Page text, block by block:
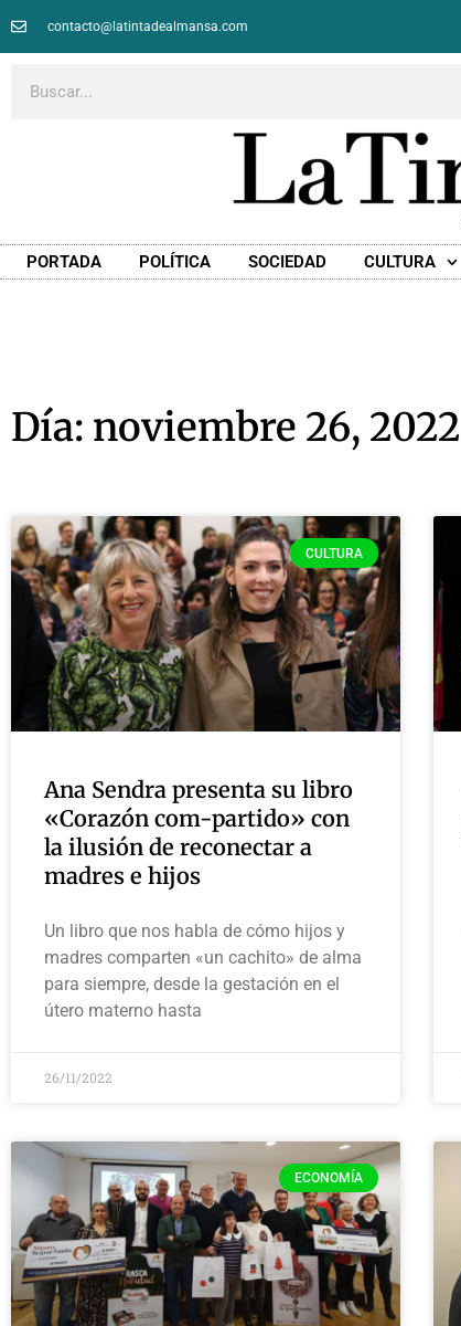
contacto@latintadealmansa.com
PORTADA POLÍTICA SOCIEDAD CULTURA
Día: noviembre 26, 2022
CULTURA
Ana Sendra presenta su libro
«Corazón com-partido» con
la ilusión de reconectar a
madres e hijos
Un libro que nos habla de cómo hijos y
madres comparten «un cachito» de alma
para siempre, desde la gestación en el
útero materno hasta
26/11/2022
ECONOMÍA